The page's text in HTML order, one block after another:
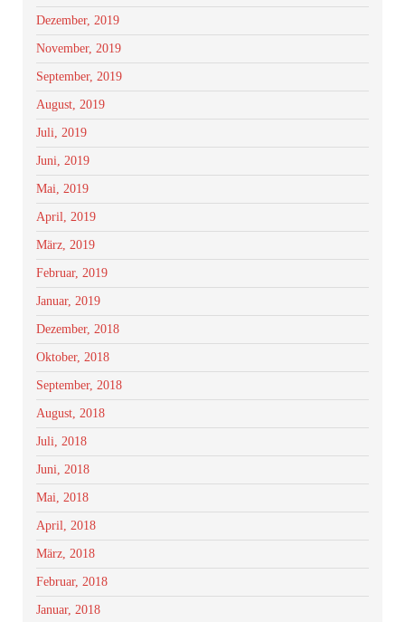
Dezember, 2019
November, 2019
September, 2019
August, 2019
Juli, 2019
Juni, 2019
Mai, 2019
April, 2019
März, 2019
Februar, 2019
Januar, 2019
Dezember, 2018
Oktober, 2018
September, 2018
August, 2018
Juli, 2018
Juni, 2018
Mai, 2018
April, 2018
März, 2018
Februar, 2018
Januar, 2018